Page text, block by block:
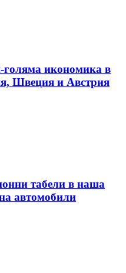
голяма икономика в
Швеция и Австрия
табели в наша
автомобили